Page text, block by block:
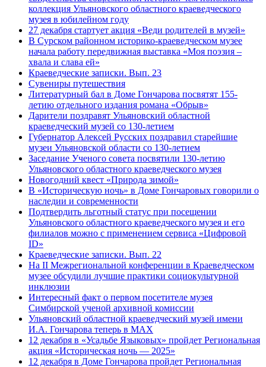
коллекция Ульяновского областного краеведческого
музея в юбилейном году
27 декабря стартует акция «Веди родителей в музей»
В Сурском районном историко-краеведческом музее
начала работу передвижная выставка «Моя поэзия –
хвала и слава ей»
Краеведческие записки. Вып. 23
Сувениры путешествия
Литературный бал в Доме Гончарова посвятят 155-
летию отдельного издания романа «Обрыв»
Дарители поздравят Ульяновский областной
краеведческий музей со 130-летием
Губернатор Алексей Русских поздравил старейшие
музеи Ульяновской области со 130-летием
Заседание Ученого совета посвятили 130-летию
Ульяновского областного краеведческого музея
Новогодний квест «Природа зимой»
В «Историческую ночь» в Доме Гончаровых говорили о
наследии и современности
Подтвердить льготный статус при посещении
Ульяновского областного краеведческого музея и его
филиалов можно с применением сервиса «Цифровой
ID»
Краеведческие записки. Вып. 22
На II Межрегиональной конференции в Краеведческом
музее обсудили лучшие практики социокультурной
инклюзии
Интересный факт о первом посетителе музея
Симбирской ученой архивной комиссии
Ульяновский областной краеведческий музей имени
И.А. Гончарова теперь в MAX
12 декабря в «Усадьбе Языковых» пройдет Региональная
акция «Историческая ночь — 2025»
12 декабря в Доме Гончарова пройдет Региональная